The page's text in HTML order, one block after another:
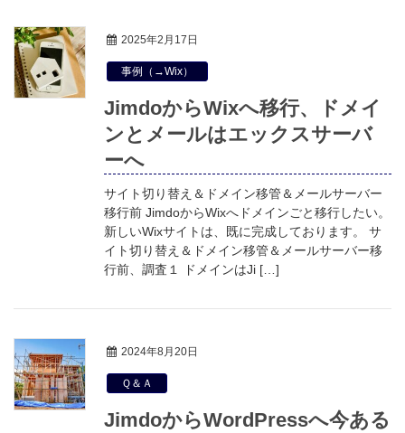
2025年2月17日
事例（→Wix）
JimdoからWixへ移行、ドメイ
ンとメールはエックスサーバ
ーへ
サイト切り替え＆ドメイン移管＆メールサーバー
移行前 JimdoからWixへドメインごと移行したい。
新しいWixサイトは、既に完成しております。 サ
イト切り替え＆ドメイン移管＆メールサーバー移
行前、調査１ ドメインはJi […]
2024年8月20日
Ｑ＆Ａ
JimdoからWordPressへ今ある